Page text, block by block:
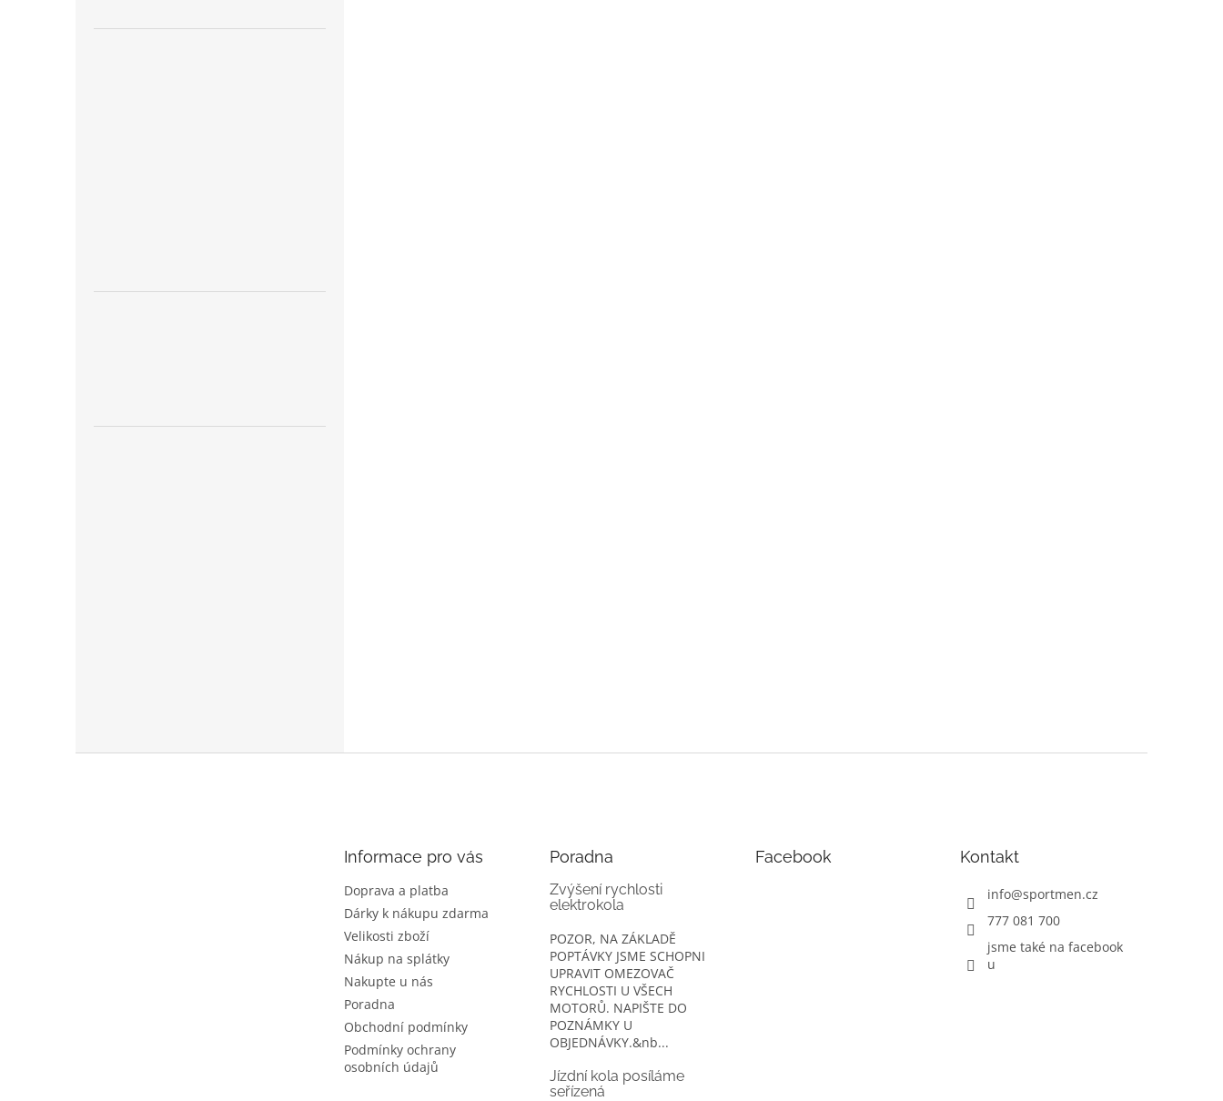
Informace pro vás
Doprava a platba
Dárky k nákupu zdarma
Velikosti zboží
Nákup na splátky
Nakupte u nás
Poradna
Obchodní podmínky
Podmínky ochrany
osobních údajů
Poradna
Zvýšení rychlosti
elektrokola
POZOR, NA ZÁKLADĚ
POPTÁVKY JSME SCHOPNI
UPRAVIT OMEZOVAČ
RYCHLOSTI U VŠECH
MOTORŮ. NAPIŠTE DO
POZNÁMKY U
OBJEDNÁVKY.&nb...
Jízdní kola posíláme
seřízená
Facebook Kontakt
info@sportmen.cz
777 081 700
jsme také na facebook
u